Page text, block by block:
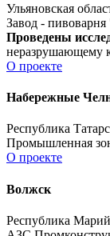
Ульяновская
Завод -
Проведены
неразрушающему
О проекте
Набережные
Республика
Промышленная
О проекте
Волжск
Республика